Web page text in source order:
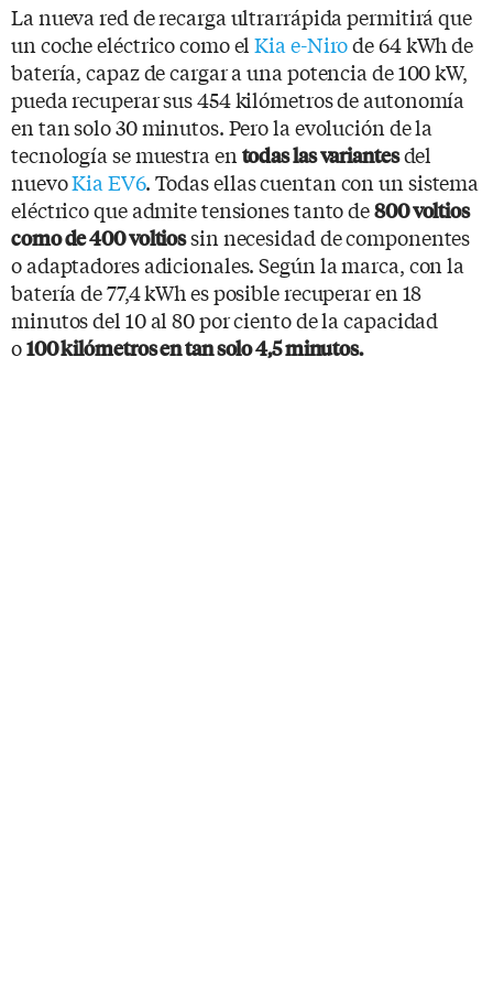
La nueva red de recarga ultrarrápida permitirá que
un coche eléctrico como elKia e-Nirode 64 kWh de
batería, capaz de cargar a una potencia de 100 kW,
pueda recuperar sus 454 kilómetros de autonomía
en tan solo 30 minutos. Pero la evolución de la
tecnología se muestra en todas las variantesdel
nuevoKia EV6. Todas ellas cuentan con un sistema
eléctrico que admite tensiones tanto de800 voltios
como de 400 voltiossin necesidad de componentes
o adaptadores adicionales. Según la marca, con la
batería de 77,4 kWh es posible recuperar en 18
minutos del 10 al 80 por ciento de la capacidad
o100 kilómetros en tan solo 4,5 minutos.